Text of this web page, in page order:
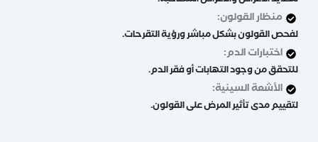
منظار القولون:
لفحص القولون بشكل مباشر ورؤية التقرحات.
اختبارات الدم:
للتحقق من وجود التهابات أو فقر الدم.
الأشعة السينية:
لتقييم مدى تأثير المرض على القولون.